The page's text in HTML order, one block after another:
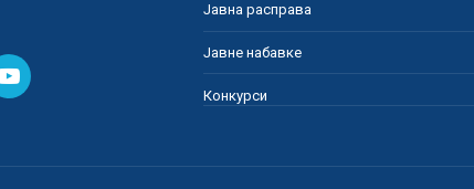
Јавна расправа
Јавне набавке
Конкурси